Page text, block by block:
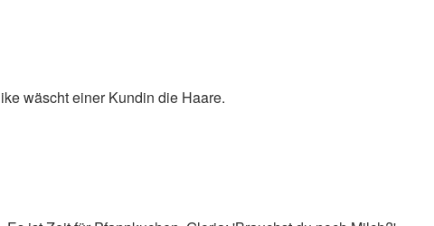
wäscht einer Kundin die Haare.